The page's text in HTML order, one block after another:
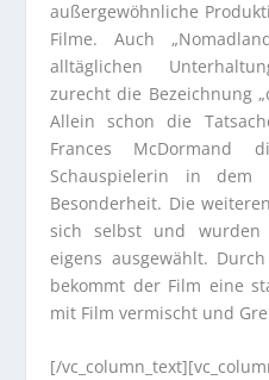
außergewöhnliche
Filme. Auch
alltäglichen
zurecht die Bezeichnung
Allein schon die
Frances McDormand
Schauspielerin in
Besonderheit. Die
sich selbst und wurden
eigens ausgewählt.
bekommt der Film eine
mit Film vermischt und
[/